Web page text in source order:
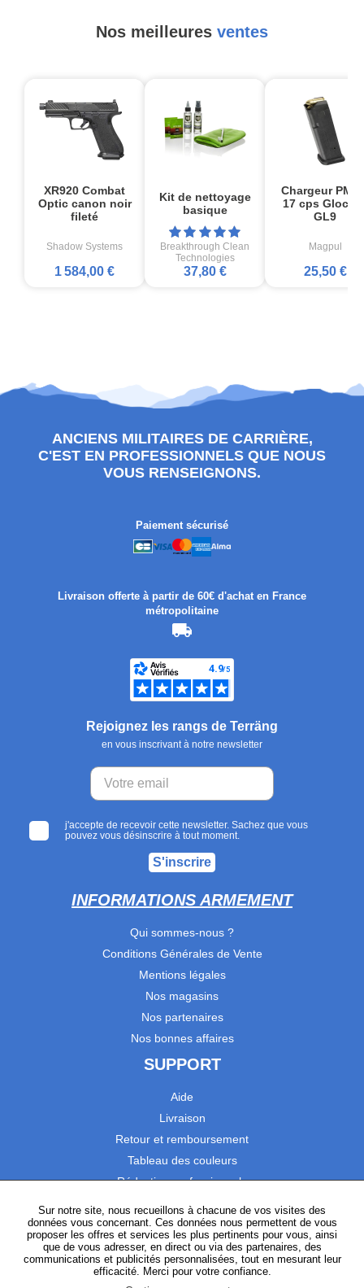
Nos meilleures ventes
XR920 Combat
Optic canon noir
fileté
Shadow Systems
1 584,00 €
Kit de nettoyage
basique
Breakthrough Clean
Technologies
37,80 €
Chargeur
17 cps
GL9
Magpul
25,50 €
ANCIENS MILITAIRES DE CARRIÈRE,
C'EST EN PROFESSIONNELS QUE NOUS
VOUS RENSEIGNONS.
Paiement sécurisé
Livraison offerte à partir de 60€ d'achat en France
métropolitaine
Rejoignez les rangs de Terräng
en vous inscrivant à notre newsletter
j'accepte de recevoir cette newsletter. Sachez que vous
pouvez vous désinscrire à tout moment.
S'inscrire
INFORMATIONS ARMEMENT
Qui sommes-nous ?
Conditions Générales de Vente
Mentions légales
Nos magasins
Nos partenaires
Nos bonnes affaires
SUPPORT
Aide
Livraison
Retour et remboursement
Tableau des couleurs
Réduction professionnels
Satisfaction Clients
SUIVEZ-NOUS
Sur notre site, nous recueillons à chacune de vos visites des
données vous concernant. Ces données nous permettent de vous
proposer les offres et services les plus pertinents pour vous, ainsi
que de vous adresser, en direct ou via des partenaires, des
communications et publicités personnalisées, tout en mesurant leur
efficacité. Merci pour votre confiance.